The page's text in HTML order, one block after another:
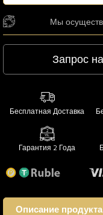
Мы
Запрос
Бесплатная Доставка
Гарантия 2 Года
Описание продукта